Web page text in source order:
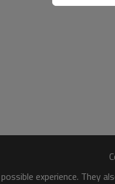
experience. They